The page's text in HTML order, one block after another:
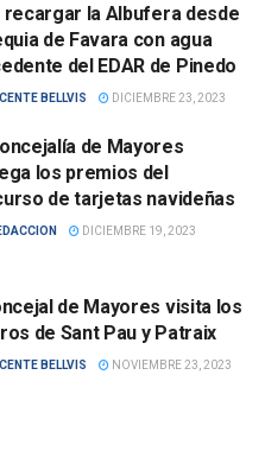
recargar la Albufera desde
de Favara con agua
del EDAR de Pinedo
BELLVIS DICIEMBRE 23, 2023
de Mayores
los premios del
de tarjetas navideñas
DICIEMBRE 19, 2023
de Mayores visita los
de Sant Pau y Patraix
BELLVIS NOVIEMBRE 23, 2023